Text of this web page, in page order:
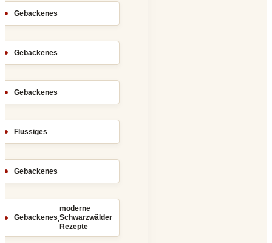
Gebackenes
Gebackenes
Gebackenes
Flüssiges
Gebackenes
Gebackenes,
moderne
Schwarzwälder
Rezepte